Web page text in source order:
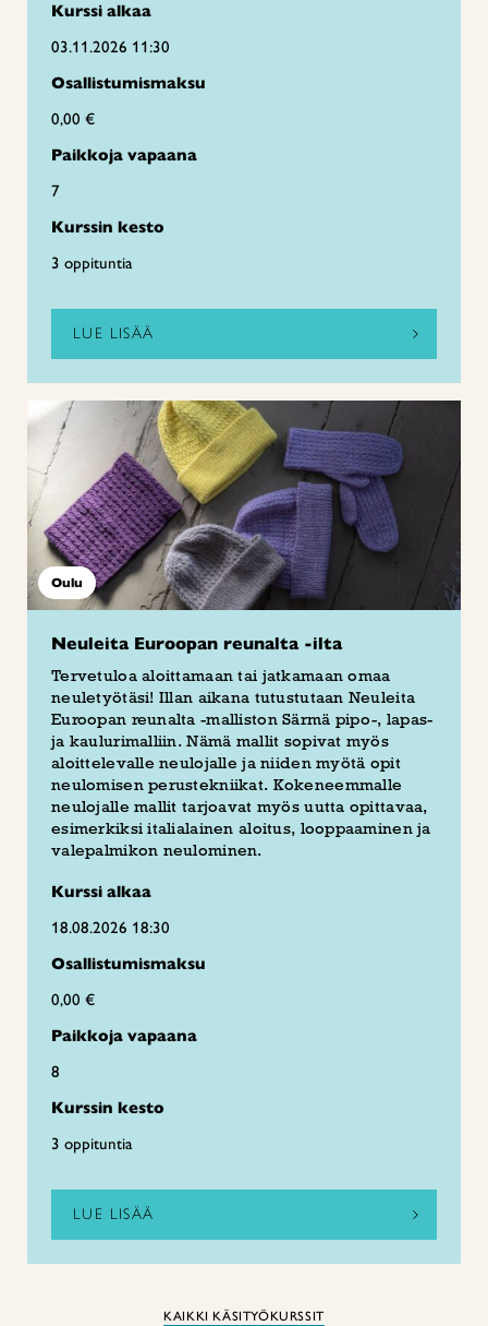
Kurssi alkaa
03.11.2026 11:30
Osallistumismaksu
0,00 €
Paikkoja vapaana
7
Kurssin kesto
3 oppituntia
LUE LISÄÄ
Oulu
Neuleita Euroopan reunalta -ilta
Tervetuloa aloittamaan tai jatkamaan omaa
neuletyötäsi! Illan aikana tutustutaan Neuleita
Euroopan reunalta -malliston Särmä pipo-, lapas-
ja kaulurimalliin. Nämä mallit sopivat myös
aloittelevalle neulojalle ja niiden myötä opit
neulomisen perustekniikat. Kokeneemmalle
neulojalle mallit tarjoavat myös uutta opittavaa,
esimerkiksi italialainen aloitus, looppaaminen ja
valepalmikon neulominen.
Kurssi alkaa
18.08.2026 18:30
Osallistumismaksu
0,00 €
Paikkoja vapaana
8
Kurssin kesto
3 oppituntia
LUE LISÄÄ
KAIKKI KÄSITYÖKURSSIT